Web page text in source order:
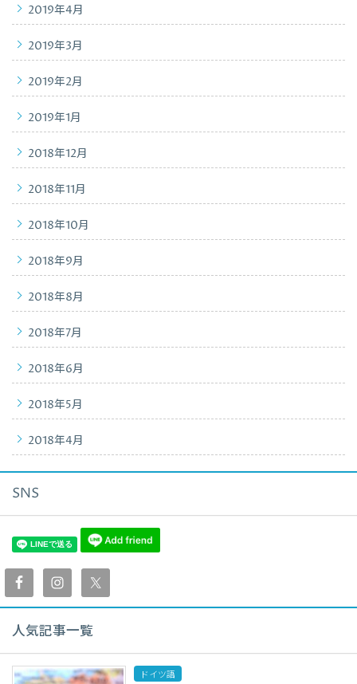
2019年4月
2019年3月
2019年2月
2019年1月
2018年12月
2018年11月
2018年10月
2018年9月
2018年8月
2018年7月
2018年6月
2018年5月
2018年4月
SNS
人気記事一覧
ドイツ語